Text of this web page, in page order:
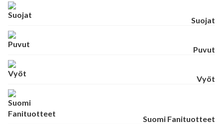
Suojat
Puvut
Vyöt
Suomi Fanituotteet